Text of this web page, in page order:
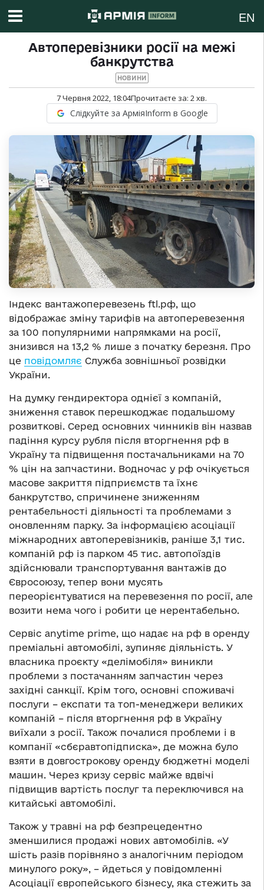
EN
Автоперевізники росії на межі
банкрутства
НОВИНИ
7 Червня 2022, 18:04Прочитаєте за: 2хв.
Слідкуйте за АрміяInform в Google
Індекс вантажоперевезень ftl.рф, що
відображає зміну тарифів на автоперевезення
за 100 популярними напрямками на росії,
знизився на 13,2 % лише з початку березня. Про
це повідомляє Служба зовнішньої розвідки
України.
На думку гендиректора однієї з компаній,
зниження ставок перешкоджає подальшому
розвиткові. Серед основних чинників він назвав
падіння курсу рубля після вторгнення рф в
Україну та підвищення постачальниками на 70
% цін на запчастини. Водночас у рф очікується
масове закриття підприємств та їхнє
банкрутство, спричинене зниженням
рентабельності діяльності та проблемами з
оновленням парку. За інформацією асоціації
міжнародних автоперевізників, раніше 3,1 тис.
компаній рф із парком 45 тис. автопоїздів
здійснювали транспортування вантажів до
Євросоюзу, тепер вони мусять
переорієнтуватися на перевезення по росії, але
возити нема чого і робити це нерентабельно.
Сервіс аnytime prime, що надає на рф в оренду
преміальні автомобілі, зупиняє діяльність. У
власника проєкту «делімобіля» виникли
проблеми з постачанням запчастин через
західні санкції. Крім того, основні споживачі
послуги – експати та топ-менеджери великих
компаній – після вторгнення рф в Україну
виїхали з росії. Також почалися проблеми і в
компанії «сбєравтопідписка», де можна було
взяти в довгострокову оренду бюджетні моделі
машин. Через кризу сервіс майже вдвічі
підвищив вартість послуг та переключився на
китайські автомобілі.
Також у травні на рф безпрецедентно
зменшилися продажі нових автомобілів. «У
шість разів порівняно з аналогічним періодом
минулого року», – йдеться у повідомленні
Асоціації європейського бізнесу, яка стежить за